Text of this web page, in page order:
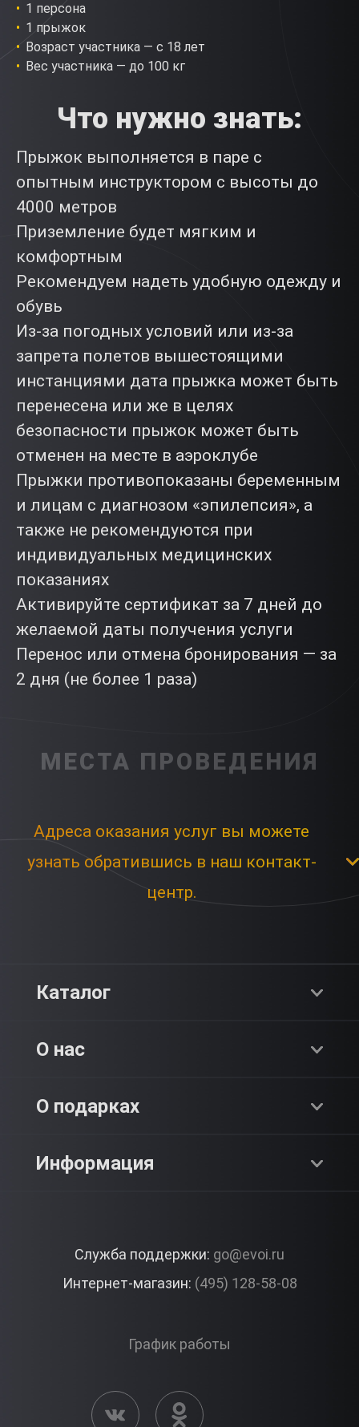
1 персона
1 прыжок
Возраст участника — с 18 лет
Вес участника — до 100 кг
Что нужно знать:
Прыжок выполняется в паре с
опытным инструктором с высоты до
4000 метров
Приземление будет мягким и
комфортным
Рекомендуем надеть удобную одежду и
обувь
Из-за погодных условий или из-за
запрета полетов вышестоящими
инстанциями дата прыжка может быть
перенесена или же в целях
безопасности прыжок может быть
отменен на месте в аэроклубе
Прыжки противопоказаны беременным
и лицам с диагнозом «эпилепсия», а
также не рекомендуются при
индивидуальных медицинских
показаниях
Активируйте сертификат за 7 дней до
желаемой даты получения услуги
Перенос или отмена бронирования — за
2 дня (не более 1 раза)
МЕСТА ПРОВЕДЕНИЯ
Адреса оказания услуг вы можете
узнать обратившись в наш контакт-
центр.
Каталог
Premium
О нас
О компании
Контакты
О подарках
Как это работает?
Вопросы и ответы
Информация
Корпоративные подарки
Активация сертификата
Служба поддержки: go@evoi.ru
Интернет-магазин: (495) 128-58-08
График работы